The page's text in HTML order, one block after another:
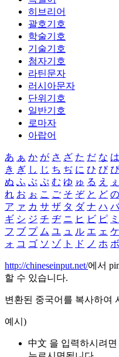
히브리어
괄호기호
학술기호
기술기호
첨자기호
라틴문자
러시아문자
단위기호
일반기호
로마자
아랍어
あ ぁ か が さ ざ た だ な は
き ぎ し じ ち ぢ に ひ び ぴ
ぬ ふ ぶ ぷ む ゆ ゅ る え ぇ
れ お ぉ こ ご そ ぞ と ど の
ア ァ カ サ ザ タ ダ ナ ハ バ
ギ シ ジ チ ヂ ニ ヒ ビ ピ ミ
フ ブ プ ム ユ ュ ル エ ェ ケ
ォ コ ゴ ソ ゾ ト ド ノ ホ ボ
http://chineseinput.net/에서
할 수 있습니다.
변환된 중국어를 복사하여
예시)
中文 을 입력하시려면